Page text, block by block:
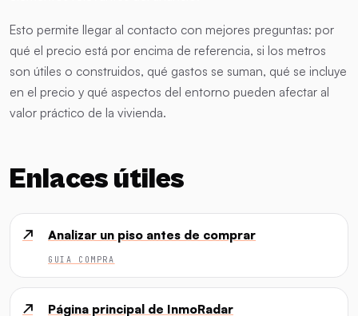
Esto permite llegar al contacto con mejores preguntas: por
qué el precio está por encima de referencia, si los metros
son útiles o construidos, qué gastos se suman, qué se incluye
en el precio y qué aspectos del entorno pueden afectar al
valor práctico de la vivienda.
Enlaces útiles
↗ Analizar un piso antes de comprar
GUIA COMPRA
↗ Página principal de InmoRadar